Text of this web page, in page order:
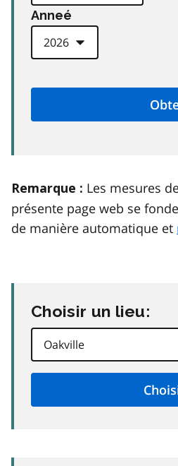
Anneé
Remarque : Les mesures
présente page web se
de manière automatique et
Choisir un lieu: